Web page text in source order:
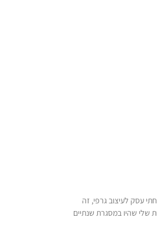
עסק לעיצוב גרפי, זה
שלי שהיו במסגרת שנתיים